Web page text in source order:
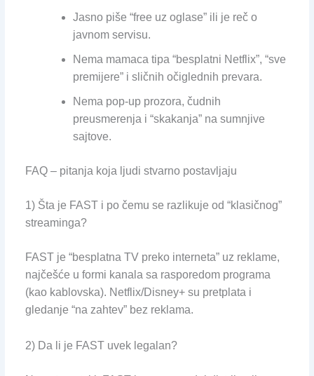
Jasno piše “free uz oglase” ili je reč o
javnom servisu.
Nema mamaca tipa “besplatni Netflix”, “sve
premijere” i sličnih očiglednih prevara.
Nema pop-up prozora, čudnih
preusmerenja i “skakanja” na sumnjive
sajtove.
FAQ – pitanja koja ljudi stvarno postavljaju
1) Šta je FAST i po čemu se razlikuje od “klasičnog”
streaminga?
FAST je “besplatna TV preko interneta” uz reklame,
najčešće u formi kanala sa rasporedom programa
(kao kablovska). Netflix/Disney+ su pretplata i
gledanje “na zahtev” bez reklama.
2) Da li je FAST uvek legalan?